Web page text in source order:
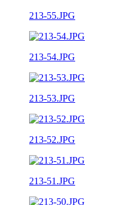
213-55.JPG
213-54.JPG
213-53.JPG
213-52.JPG
213-51.JPG